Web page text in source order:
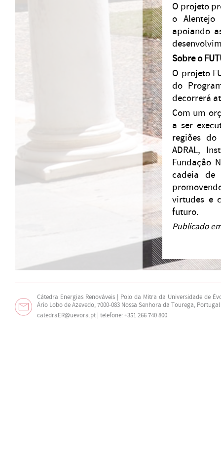
O projeto
o Alentejo
apoiando
Sobre o
O projeto
do
decorrerá
Com um
a ser
regiões do
ADRAL,
Fundação
cadeia de
virtudes e
futuro.
Publicado
Cátedra Energias Renováveis | Polo da Mitra da Universidade de
Ário Lobo de Azevedo, 7000-083 Nossa Senhora da Tourega, Portugal
catedraER@uevora.pt | telefone: +351 266 740 800